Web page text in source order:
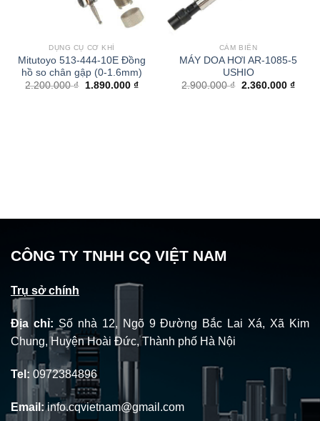
DỤNG CỤ CƠ KHÍ
Mitutoyo 513-444-10E Đồng
hồ so chân gập (0-1.6mm)
2.200.000₫
Giá
1.890.000 ₫Giá
CẢM BIẾN
MÁY DOA HƠI AR-1085-5
USHIO
2.900.000₫ Giá
2.360.000 ₫Giá
CÔNG TY TNHH CQ VIỆT NAM
Trụ sở chính
Địa chỉ: Số nhà 12, Ngõ 9 Đường Bắc Lai Xá, Xã Kim
Chung, Huyện Hoài Đức, Thành phố Hà Nội
Tel: 0972384896
Email:info.cqvietnam@gmail.com